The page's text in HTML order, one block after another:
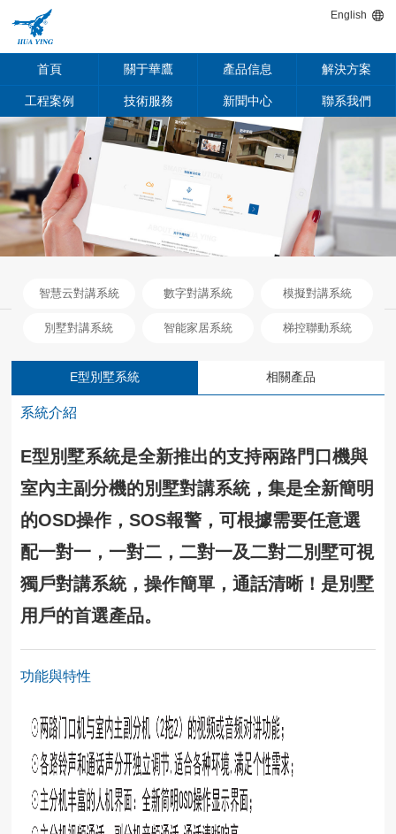
English
首頁 關于華鷹 產品信息 解決方案
工程案例 技術服務 新聞中心 聯系我們
智慧云對講系統 數字對講系統 模擬對講系統
別墅對講系統 智能家居系統 梯控聯動系統
E型別墅系統 相關產品
系統介紹
E型別墅系統是全新推出的支持兩路門口機與
室內主副分機的別墅對講系統，集是全新簡明
的OSD操作，SOS報警，可根據需要任意選
配一對一，一對二，二對一及二對二別墅可視
獨戶對講系統，操作簡單，通話清晰！是別墅
用戶的首選產品。
功能與特性